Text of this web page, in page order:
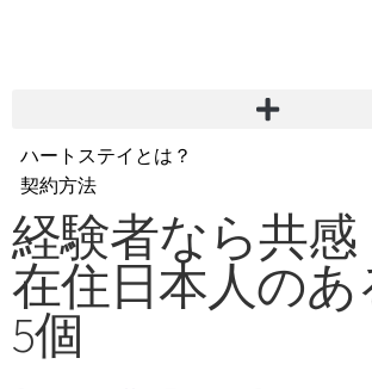
ハートステイとは？
契約方法
韓国不動産情報
サービス費用
よくある質問
Heartee
経験者なら共感
在住日本人のあ
5個